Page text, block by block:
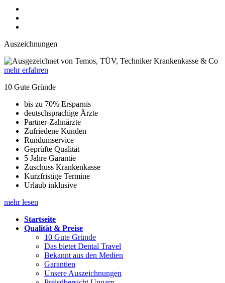
Auszeichnungen
mehr erfahren
10 Gute Gründe
bis zu 70% Ersparnis
deutschsprachige Ärzte
Partner-Zahnärzte
Zufriedene Kunden
Rundumservice
Geprüfte Qualität
5 Jahre Garantie
Zuschuss Krankenkasse
Kurzfristige Termine
Urlaub inklusive
mehr lesen
Startseite
Qualität & Preise
10 Gute Gründe
Das bietet Dental Travel
Bekannt aus den Medien
Garantien
Unsere Auszeichnungen